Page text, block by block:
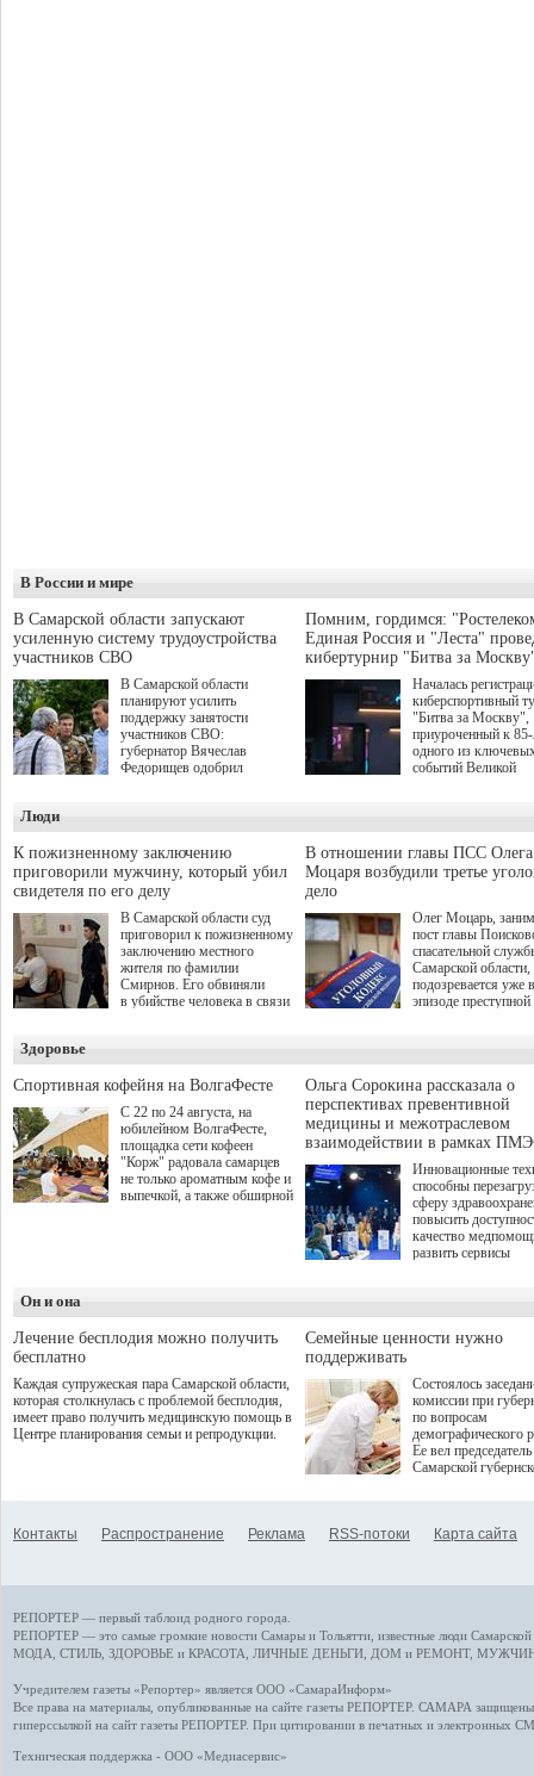
В России и мире
В Самарской области запускают
усиленную систему трудоустройства
участников СВО
В Самарской области
планируют усилить
поддержку занятости
участников СВО:
губернатор Вячеслав
Федорищев одобрил
Живайкина, направленные
на трудоустройство и более
спокойную адаптацию к
мирной жизни.
Помним, гордимся:
Единая Россия и "Леста"
кибертурнир "Битва за
Началась
киберспортивный
"Битва за Москву",
приуроченный к
одного из
событий Великой
игре "Мир танков"
выступили
партия "Единая
игровая студия
Люди
К пожизненному заключению
приговорили мужчину, который убил
свидетеля по его делу
В Самарской области суд
приговорил к пожизненному
заключению местного
жителя по фамилии
Смирнов. Его обвиняли
в убийстве человека в связи
В отношении главы ПСС Олега
Моцаря возбудили третье
дело
Олег Моцарь,
пост главы
спасательной
Самарской области,
подозревается уже
эпизоде преступной
а сам он
Здоровье
Спортивная кофейня на ВолгаФесте
С 22 по 24 августа, на
юбилейном ВолгаФесте,
площадка сети кофеен
"Корж" радовала самарцев
не только ароматным кофе и
выпечкой, а также обширной
Ольга Сорокина рассказала о
перспективах превентивной
медицины и межотраслевом
взаимодействии в рамках
Инновационные
способны
сферу
повысить
качество
развить сервисы
определенными
К ним можно
возникающие при
данными
более динамичного
проникновения
сегмент
отраслевое
рассказала Ольга
ходе сессии
качества жизни" в
ПМЭФ 2025. В
РФ Михаил
представители
Государственной
Он и она
Лечение бесплодия можно получить
бесплатно
Каждая супружеская пара Самарской области,
которая столкнулась с проблемой бесплодия,
имеет право получить медицинскую помощь в
Центре планирования семьи и репродукции.
Семейные ценности нужно
поддерживать
Состоялось
комиссии при
по вопросам
демографического
Ее вел председатель
Самарской
Контакты Распространение Реклама RSS-потоки Карта сайта
РЕПОРТЕР — первый таблоид родного города.
РЕПОРТЕР — это самые громкие новости Самары и Тольятти, известные люди
МОДА, СТИЛЬ ЗДОРОВЬЕ и КРАСОТА ЛИЧНЫЕ ДЕНЬГИ ДОМ и РЕМОНТ,
Учредителем газеты «Репортер» является ООО «СамараИнформ»
Все права на материалы, опубликованные на сайте газеты РЕПОРТЕР. САМАРА защищены.
гиперссылкой на сайт газеты РЕПОРТЕР. При цитировании в печатных и электронных
Техническая поддержка - ООО «Медиасервис»